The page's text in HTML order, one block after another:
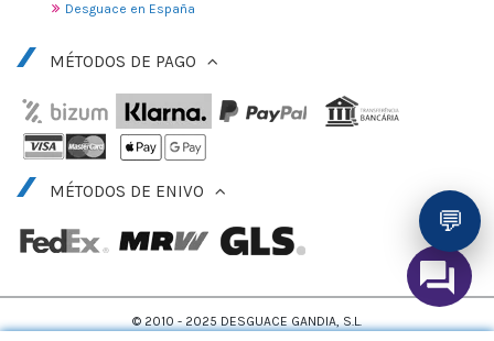
Desguace en España
MÉTODOS DE PAGO
MÉTODOS DE ENIVO
💬
© 2010 - 2025 DESGUACE GANDIA, S.L.